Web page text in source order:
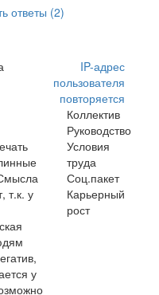
ответы (2)
IP-адрес
пользователя
повторяется
т.к. у
у
Коллектив
Руководство
Условия
труда
Соц.пакет
Карьерный
рост